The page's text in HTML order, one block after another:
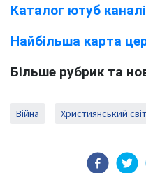
Каталог ютуб
Найбільша карта
Більше рубрик та
Війна Християнський світ